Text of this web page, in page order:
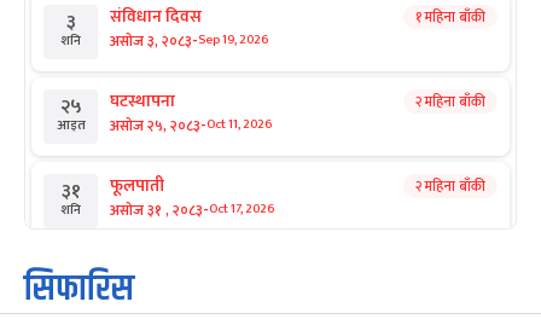
३
शनि
संविधान दिवस
असोज ३, २०८३-Sep 19, 2026
१ महिना बाँकी
२५
आइत
घटस्थापना
असोज २५, २०८३-Oct 11, 2026
२ महिना बाँकी
३१
शनि
फूलपाती
असोज ३१ , २०८३-Oct 17, 2026
२ महिना बाँकी
१
आइत
कार्तिक सङ्क्रान्ति
कार्तिक १, २०८३
सिफारिस